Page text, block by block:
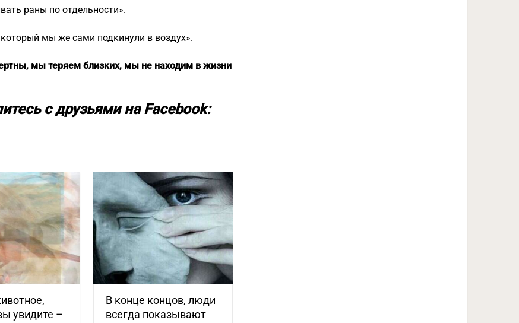
раны по отдельности».
мы же сами подкинули в воздух».
мы теряем близких, мы не находим в жизни
с друзьями на Facebook:
увидите –
В конце концов, люди
всегда показывают